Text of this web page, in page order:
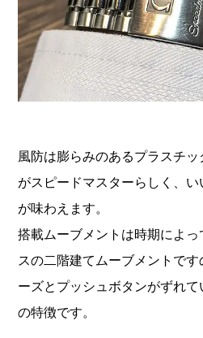
風防は膨らみのあるプラスチ
がスピードマスターらしく、
が味わえます。
搭載ムーブメントは時期によ
スの二階建てムーブメントです
ーズとプッシュボタンがずれ
の特徴です。